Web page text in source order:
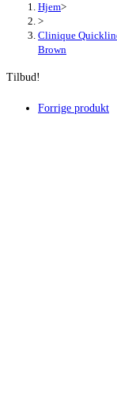
Hjem>
>
Clinique
Brown
Tilbud!
Forrige produkt